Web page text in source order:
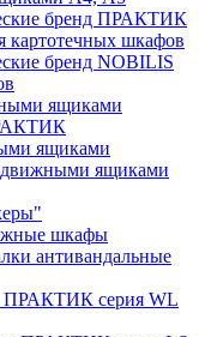
бренд ПРАКТИК
картотечных шкафов
бренд NOBILIS
ящиками
ящиками
ящиками
шкафы
антивандальные
ПРАКТИК серия WL